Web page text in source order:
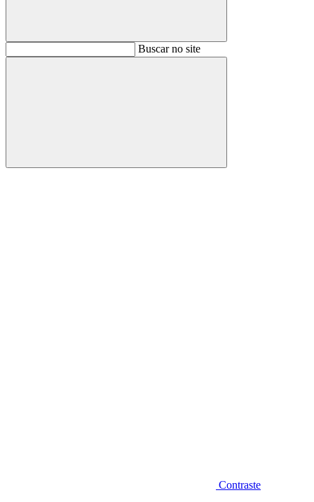
BuscarBuscar no site
Buscar
Contraste